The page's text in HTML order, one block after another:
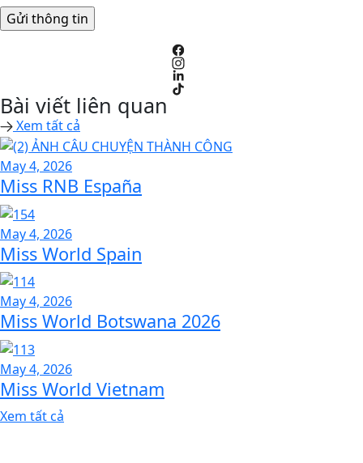
Bài viết liên quan
Xem tất cả
May 4, 2026
Miss RNB España
May 4, 2026
Miss World Spain
May 4, 2026
Miss World Botswana 2026
May 4, 2026
Miss World Vietnam
Xem tất cả